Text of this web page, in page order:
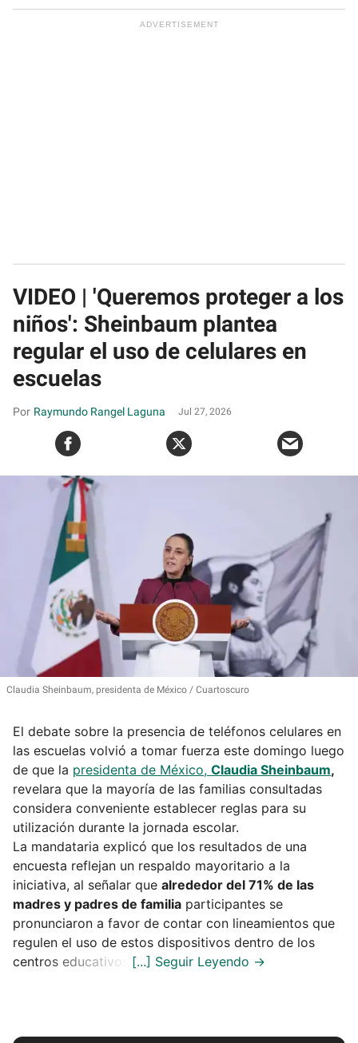
VIDEO | 'Queremos proteger a los
niños': Sheinbaum plantea
regular el uso de celulares en
escuelas
Raymundo Rangel Laguna Jul 27, 2026
Claudia Sheinbaum, presidenta de México Cuartoscuro
El debate sobre la presencia de teléfonos celulares en
las escuelas volvió a tomar fuerza este domingo luego
de que la presidenta de México, Claudia Sheinbaum,
revelara que la mayoría de las familias consultadas
considera conveniente establecer reglas para su
utilización durante la jornada escolar.
La mandataria explicó que los resultados de una
encuesta reflejan un respaldo mayoritario a la
iniciativa, al señalar que alrededor del 71% de las
madres y padres de familia participantes se
pronunciaron a favor de contar con lineamientos que
regulen el uso de estos dispositivos dentro de los
centros educativos.